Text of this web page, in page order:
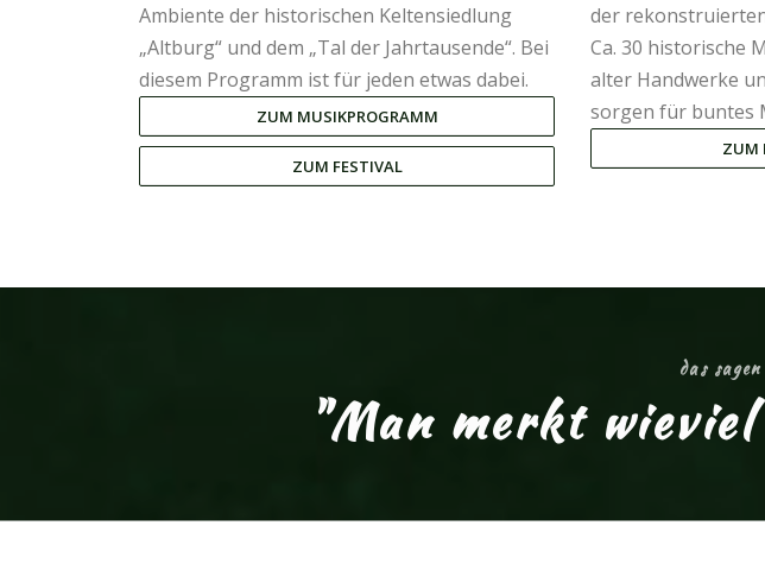
Ambiente der historischen Keltensiedlung
„Altburg“ und dem „Tal der Jahrtausende“. Bei
diesem Programm ist für jeden etwas dabei.
ZUM MUSIKPROGRAMM
ZUM FESTIVAL
der
Ca. 30 historische
alter Handwerke
sorgen für buntes
ZUM
das
"Man merkt